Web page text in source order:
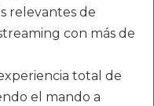
relevantes de
con más de
total de
el mando a